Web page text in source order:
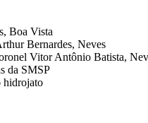
Boa Vista
Bernardes, Neves
Vitor Antônio Batista,
da SMSP
hidrojato